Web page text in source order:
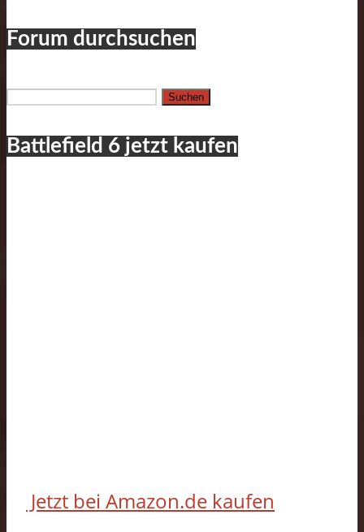
Forum durchsuchen
Suchen
Battlefield 6 jetzt kaufen
Jetzt bei Amazon.de kaufen